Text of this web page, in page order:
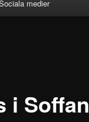
medier
i Soffan